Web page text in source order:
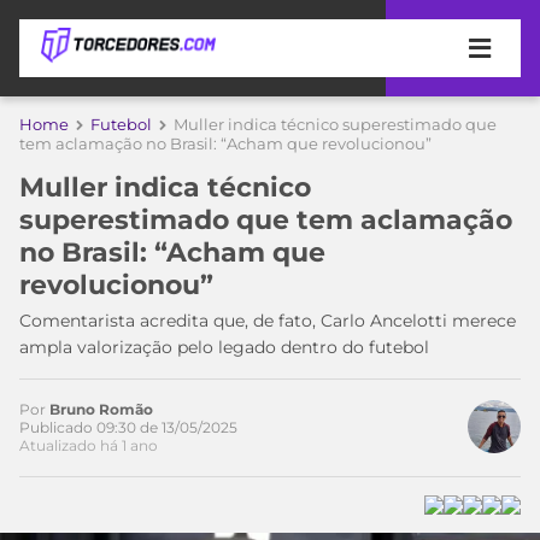
APOSTAS
DE
APOSTA
MELHORES
SITES
DE
CÓDIGO
PROMOCIONAL
COPA
DO
MUNDO
TIMES
MEU
TIME
CAMPEONATOS
BRASILEIRÃO
MÍDIA
Home Futebol
Muller indica técnico superestimado que
tem aclamação no Brasil: “Acham que revolucionou”
Muller indica técnico
superestimado que tem aclamação
no Brasil: “Acham que
revolucionou”
Comentarista acredita que, de fato, Carlo Ancelotti merece
ampla valorização pelo legado dentro do futebol
Por Bruno Romão
Publicado 09:30 de 13/05/2025
Atualizado há 1 ano